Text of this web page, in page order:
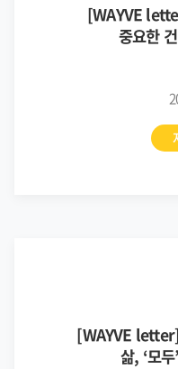
[WAYVE
중요한
[WAYVE
삶, ‘모